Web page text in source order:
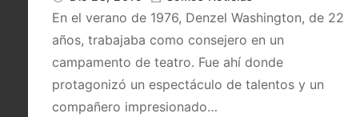
En el verano de 1976, Denzel Washington, de 22
años, trabajaba como consejero en un
campamento de teatro. Fue ahí donde
protagonizó un espectáculo de talentos y un
compañero impresionado…